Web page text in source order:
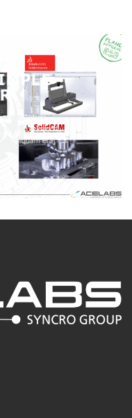
consectetuer
nibh euismod
aliquam erat